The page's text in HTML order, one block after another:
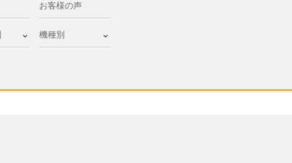
お客様の声
機種別